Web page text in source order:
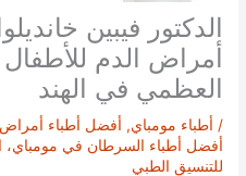
الدكتور فيبين
أمراض الدم للأطفال
العظمي في الهند
/ أطباء مومباي, أفضل أطباء أمراض
أفضل أطباء السرطان في مومباي، الهند
للتنسيق الطبي